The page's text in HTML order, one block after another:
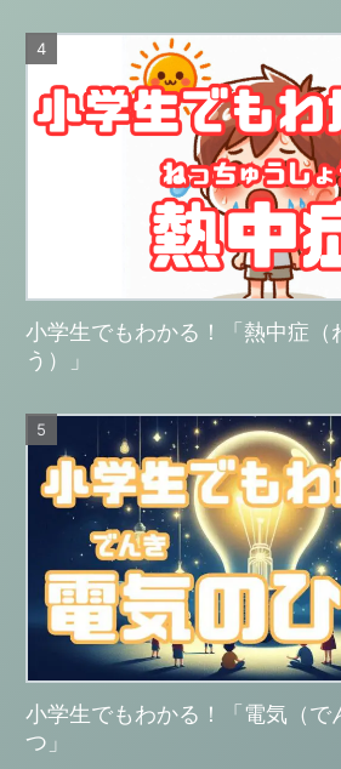
小学生でもわかる！「熱中症（
う）」
小学生でもわかる！「電気（で
つ」